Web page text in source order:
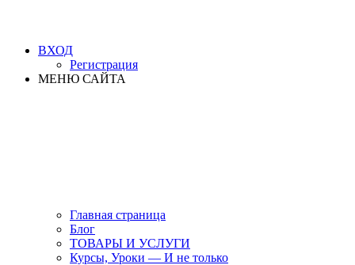
ВХОД
Регистрация
МЕНЮ САЙТА
Главная страница
Блог
ТОВАРЫ И УСЛУГИ
Курсы, Уроки — И не только